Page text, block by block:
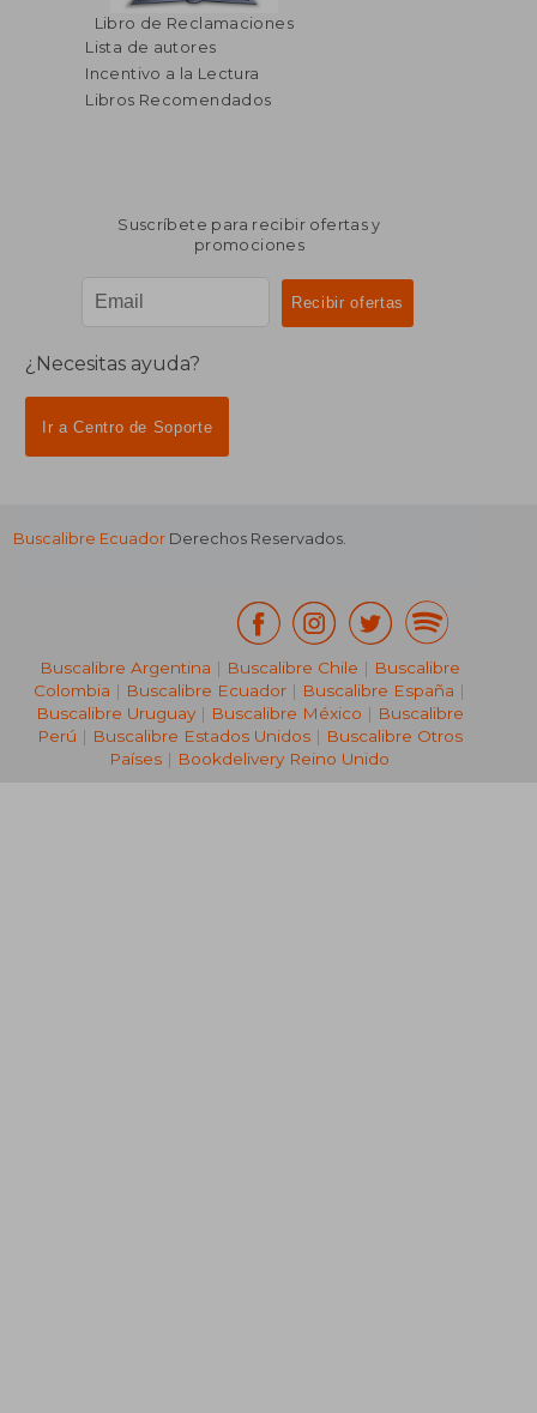
40%
dcto.
Libro de Reclamaciones
Lista de autores
Incentivo a la Lectura
Libros Recomendados
Suscríbete para recibir ofertas y
promociones
¿Necesitas ayuda?
Ir a Centro de Soporte
Buscalibre Ecuador Derechos Reservados.
Buscalibre Argentina | Buscalibre Chile | Buscalibre
Colombia | Buscalibre Ecuador | Buscalibre España |
Buscalibre Uruguay| Buscalibre México | Buscalibre
Perú | Buscalibre Estados Unidos| Buscalibre Otros
Países | Bookdelivery Reino Unido